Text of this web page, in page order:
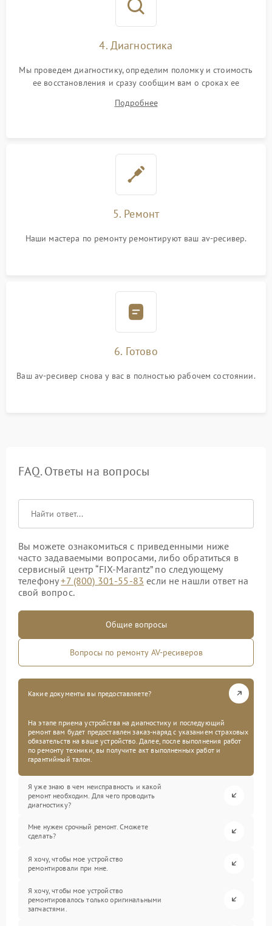
4. Диагностика
Мы проведем диагностику, определим поломку и стоимость
ее восстановления и сразу сообщим вам о сроках ее
Подробнее
5. Ремонт
Наши мастера по ремонту ремонтируют ваш av-ресивер.
6. Готово
Ваш av-ресивер снова у вас в полностью рабочем состоянии.
FAQ. Ответы на вопросы
Вы можете ознакомиться с приведенными ниже
часто задаваемыми вопросами, либо обратиться в
сервисный центр “FIX-Marantz” по следующему
телефону+7 (800) 301-55-83 если не нашли ответ на
свой вопрос.
Общие вопросы
Вопросы по ремонту AV-ресиверов
Какие документы вы предоставляете?
На этапе приема устройства на диагностику и последующий
ремонт вам будет предоставлен заказ-наряд с указанием страховых
обязательств на ваше устройство. Далее, после выполнения работ
по ремонту техники, вы получите акт выполненных работ и
гарантийный талон.
Я уже знаю в чем неисправность и какой
ремонт необходим. Для чего проводить
диагностику?
Мне нужен срочный ремонт. Сможете
сделать?
Я хочу, чтобы мое устройство
ремонтировали при мне.
Я хочу, чтобы мое устройство
ремонтировалось только оригинальными
запчастями.